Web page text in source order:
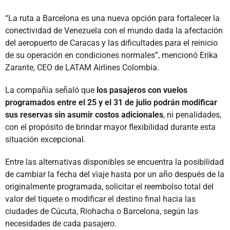
“La ruta a Barcelona es una nueva opción para fortalecer la
conectividad de Venezuela con el mundo dada la afectación
del aeropuerto de Caracas y las dificultades para el reinicio
de su operación en condiciones normales”, mencionó Erika
Zarante, CEO de LATAM Airlines Colombia.
La compañía señaló que los pasajeros con vuelos
programados entre el 25 y el 31 de julio podrán modificar
sus reservas sin asumir costos adicionales, ni penalidades,
con el propósito de brindar mayor flexibilidad durante esta
situación excepcional.
Entre las alternativas disponibles se encuentra la posibilidad
de cambiar la fecha del viaje hasta por un año después de la
originalmente programada, solicitar el reembolso total del
valor del tiquete o modificar el destino final hacia las
ciudades de Cúcuta, Riohacha o Barcelona, según las
necesidades de cada pasajero.